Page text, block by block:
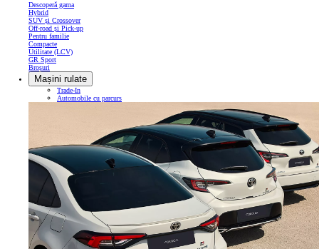
Descoperă gama
Hybrid
SUV și Crossover
Off-road și Pick-up
Pentru familie
Compacte
Utilitate (LCV)
GR Sport
Broșuri
Mașini rulate
Trade-In
Automobile cu parcurs